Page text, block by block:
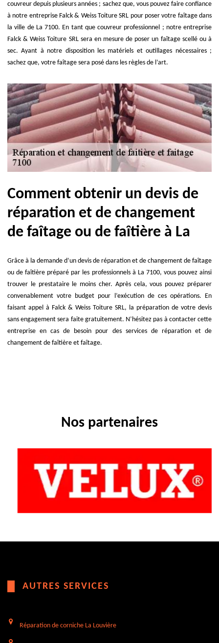
couvreur depuis plusieurs années ; sachez que, vous pouvez faire confiance
à notre entreprise Falck & Weiss Toiture SRL pour poser votre faîtage dans
la ville de La 7100. En tant que couvreur professionnel ; notre entreprise
Falck & Weiss Toiture SRL sera en mesure de poser un faîtage scellé ou à
sec. Ayant à notre disposition les matériels et outillages nécessaires ;
sachez que, votre faîtage sera posé dans les règles de l’art.
Comment obtenir un devis de
réparation et de changement
de faîtage ou de faîtière à La
Grâce à la demande d’un devis de réparation et de changement de faîtage
ou de faîtière préparé par les professionnels à La 7100, vous pouvez ainsi
trouver le prestataire le moins cher. Après cela, vous pouvez préparer
convenablement votre budget pour l’exécution de ces opérations. En
faisant appel à Falck & Weiss Toiture SRL, la préparation de votre devis
sans engagement sera faite gratuitement. N’hésitez pas à contacter cette
entreprise en cas de besoin pour des services de réparation et de
changement de faîtière et faîtage.
Nos partenaires
AUTRES SERVICES
Réparation de corniche La Louvière